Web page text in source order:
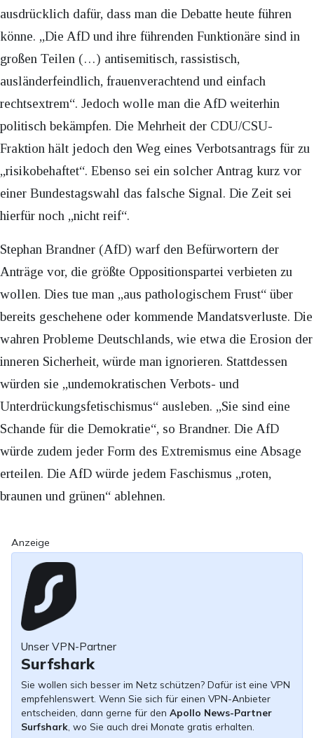
ausdrücklich dafür, dass man die Debatte heute führen
könne. „Die AfD und ihre führenden Funktionäre sind in
großen Teilen (…) antisemitisch, rassistisch,
ausländerfeindlich, frauenverachtend und einfach
rechtsextrem“. Jedoch wolle man die AfD weiterhin
politisch bekämpfen. Die Mehrheit der CDU/CSU-
Fraktion hält jedoch den Weg eines Verbotsantrags für zu
„risikobehaftet“. Ebenso sei ein solcher Antrag kurz vor
einer Bundestagswahl das falsche Signal. Die Zeit sei
hierfür noch „nicht reif“.
Stephan Brandner (AfD) warf den Befürwortern der
Anträge vor, die größte Oppositionspartei verbieten zu
wollen. Dies tue man „aus pathologischem Frust“ über
bereits geschehene oder kommende Mandatsverluste. Die
wahren Probleme Deutschlands, wie etwa die Erosion der
inneren Sicherheit, würde man ignorieren. Stattdessen
würden sie „undemokratischen Verbots- und
Unterdrückungsfetischismus“ ausleben. „Sie sind eine
Schande für die Demokratie“, so Brandner. Die AfD
würde zudem jeder Form des Extremismus eine Absage
erteilen. Die AfD würde jedem Faschismus „roten,
braunen und grünen“ ablehnen.
Anzeige
Unser VPN-Partner
Surfshark
Sie wollen sich besser im Netz schützen? Dafür ist eine VPN
empfehlenswert. Wenn Sie sich für einen VPN-Anbieter
entscheiden, dann gerne für den Apollo News-Partner
Surfshark, wo Sie auch drei Monate gratis erhalten.